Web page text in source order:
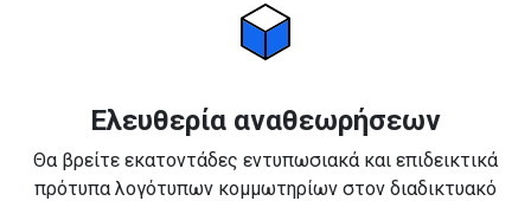
Ελευθερία αναθεωρήσεων
Θα βρείτε εκατοντάδες εντυπωσιακά και επιδεικτικά
πρότυπα λογότυπων κομμωτηρίων στον διαδικτυακό